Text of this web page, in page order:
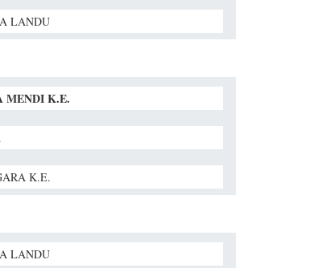
LANDU
MENDI K.E.
K.E.
LANDU